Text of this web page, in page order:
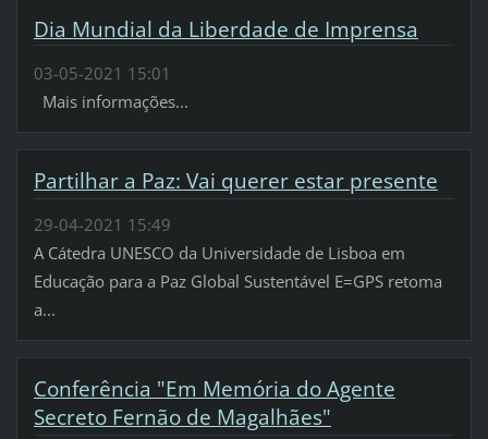
Dia Mundial da Liberdade de Imprensa
03-05-2021 15:01
Mais informações...
Partilhar a Paz: Vai querer estar presente
29-04-2021 15:49
A Cátedra UNESCO da Universidade de Lisboa em
Educação para a Paz Global Sustentável E=GPS retoma
a...
Conferência "Em Memória do Agente
Secreto Fernão de Magalhães"